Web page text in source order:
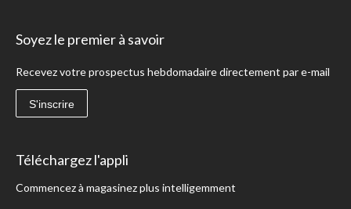
Soyez le premier à savoir
Recevez votre prospectus hebdomadaire directement par e-mail
S'inscrire
Téléchargez l'appli
Commencez à magasinez plus intelligemment